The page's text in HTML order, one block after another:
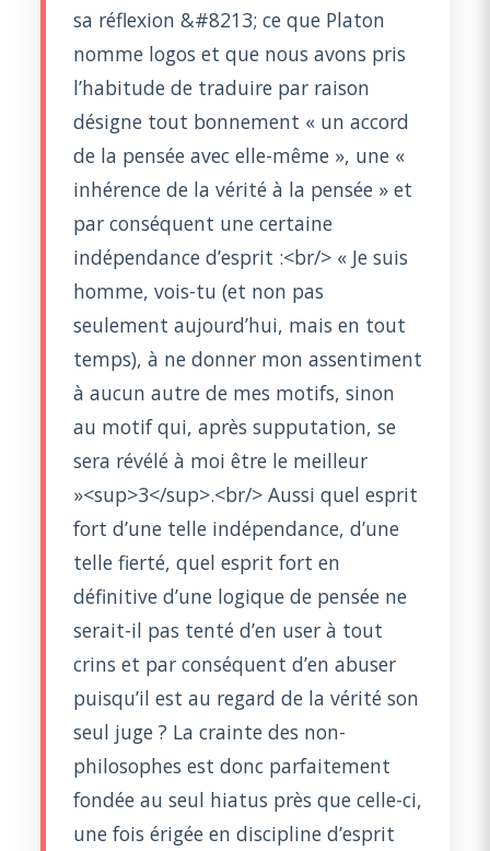
sa réflexion &#8213; ce que Platon
nomme logos et que nous avons pris
l’habitude de traduire par raison
désigne tout bonnement « un accord
de la pensée avec elle-même », une «
inhérence de la vérité à la pensée » et
par conséquent une certaine
indépendance d’esprit :<br/> « Je suis
homme, vois-tu (et non pas
seulement aujourd’hui, mais en tout
temps), à ne donner mon assentiment
à aucun autre de mes motifs, sinon
au motif qui, après supputation, se
sera révélé à moi être le meilleur
»<sup>3</sup>.<br/> Aussi quel esprit
fort d’une telle indépendance, d’une
telle fierté, quel esprit fort en
définitive d’une logique de pensée ne
serait-il pas tenté d’en user à tout
crins et par conséquent d’en abuser
puisqu’il est au regard de la vérité son
seul juge ? La crainte des non-
philosophes est donc parfaitement
fondée au seul hiatus près que celle-ci,
une fois érigée en discipline d’esprit